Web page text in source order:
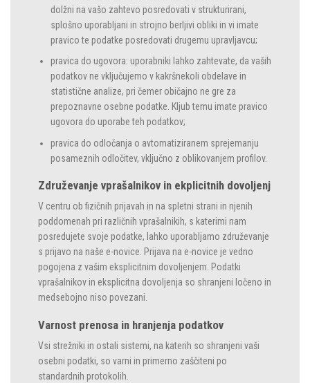
dolžni na vašo zahtevo posredovati v strukturirani,
splošno uporabljani in strojno berljivi obliki in vi imate
pravico te podatke posredovati drugemu upravljavcu;
pravica do ugovora: uporabniki lahko zahtevate, da vaših
podatkov ne vključujemo v kakršnekoli obdelave in
statistične analize, pri čemer običajno ne gre za
prepoznavne osebne podatke. Kljub temu imate pravico
ugovora do uporabe teh podatkov;
pravica do odločanja o avtomatiziranem sprejemanju
posameznih odločitev, vključno z oblikovanjem profilov.
Združevanje vprašalnikov in ekplicitnih dovoljenj
V centru ob fizičnih prijavah in na spletni strani in njenih
poddomenah pri različnih vprašalnikih, s katerimi nam
posredujete svoje podatke, lahko uporabljamo združevanje
s prijavo na naše e-novice. Prijava na e-novice je vedno
pogojena z vašim eksplicitnim dovoljenjem. Podatki
vprašalnikov in eksplicitna dovoljenja so shranjeni ločeno in
medsebojno niso povezani.
Varnost prenosa in hranjenja podatkov
Vsi strežniki in ostali sistemi, na katerih so shranjeni vaši
osebni podatki, so varni in primerno zaščiteni po
standardnih protokolih.